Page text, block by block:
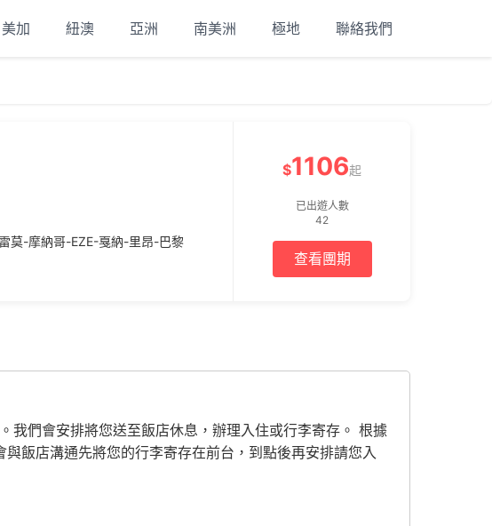
美加 紐澳 亞洲 南美洲 極地 聯絡我們
莫-摩納哥-EZE-戛納-里昂-巴黎
$1106起
已出遊人數
42
查看團期
我們會安排將您送至飯店休息，辦理入住或行李寄存。 根據
飯店溝通先將您的行李寄存在前台，到點後再安排請您入